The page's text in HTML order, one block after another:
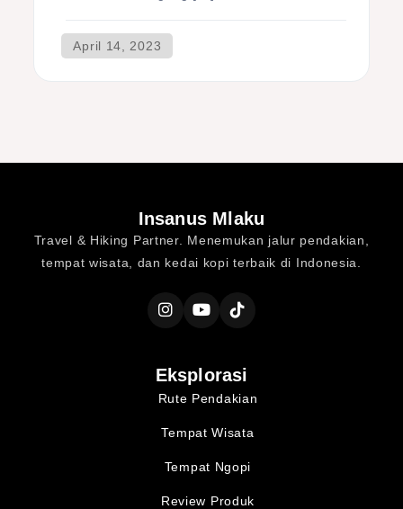
Insanus Mlaku
Travel & Hiking Partner. Menemukan jalur pendakian,
tempat wisata, dan kedai kopi terbaik di Indonesia.
Eksplorasi
Rute Pendakian
Tempat Wisata
Tempat Ngopi
Review Produk